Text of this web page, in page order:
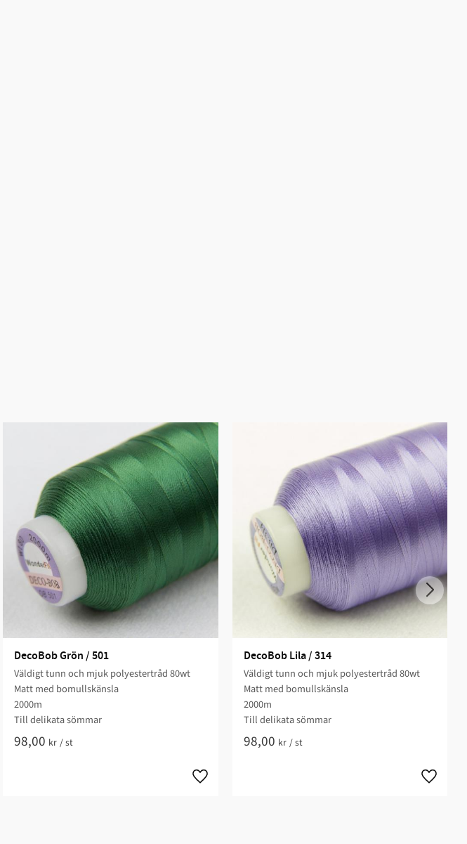
DecoBob Grön / 501
Väldigt tunn och mjuk polyestertråd 80wt
Matt med bomullskänsla
2000m
Till delikata sömmar
98,00 kr /st
DecoBob Lila / 314
Väldigt tunn och mjuk polyestertråd 80wt
Matt med bomullskänsla
2000m
Till delikata sömmar
98,00 kr /st